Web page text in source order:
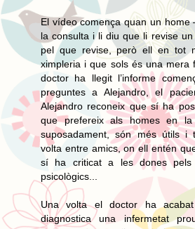
El vídeo comença quan un home
la consulta i li diu que li revise
pel que revise, però ell en tot
ximpleria i que sols és una mera
doctor ha llegit l’informe
preguntes a Alejandro, el
Alejandro reconeix que sí ha
que prefereix als homes en la
suposadament, són més útils i
volta entre amics, on ell entén
sí ha criticat a les dones pels
psicològics...
Una volta el doctor ha
diagnostica una infermetat